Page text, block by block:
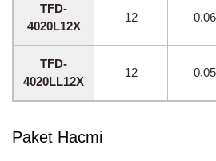
TFD-
4020L12X
12 0.06
TFD-
4020LL12X
12 0.05
Paket Hacmi